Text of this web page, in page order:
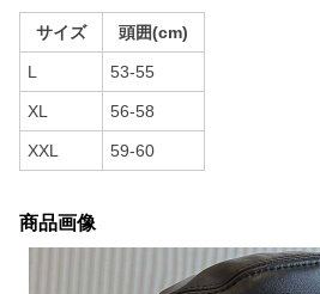
サイズ 頭囲(cm)
L 53-55
XL 56-58
XXL 59-60
商品画像